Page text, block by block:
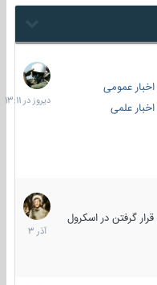
عمومی
علمی
دیروز
در
13:11
گرفتن در اسکرول
7
آذر
1403